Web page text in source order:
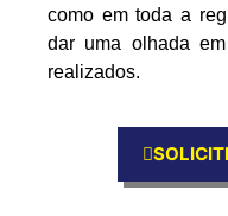
como em toda a
dar uma olhada
realizados.